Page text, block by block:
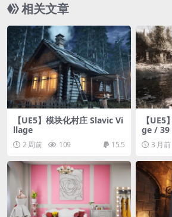
相关文章
【UE5】模块化村庄 Slavic Vi
llage
2 周前 109 15.5
【
ge / 39
3 月前